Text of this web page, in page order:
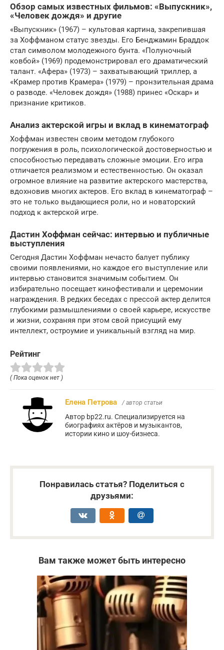
Обзор самых известных фильмов: «Выпускник»,
«Человек дождя» и другие
«Выпускник» (1967) – культовая картина, закрепившая
за Хоффманом статус звезды. Его Бенджамин Браддок
стал символом молодежного бунта. «Полуночный
ковбой» (1969) продемонстрировал его драматический
талант. «Афера» (1973) – захватывающий триллер, а
«Крамер против Крамера» (1979) – пронзительная драма
о разводе. «Человек дождя» (1988) принес «Оскар» и
признание критиков.
Анализ актерской игры и вклад в кинематограф
Хоффман известен своим методом глубокого
погружения в роль, психологической достоверностью и
способностью передавать сложные эмоции. Его игра
отличается реализмом и естественностью. Он оказал
огромное влияние на развитие актерского мастерства,
вдохновив многих актеров. Его вклад в кинематограф –
это не только выдающиеся роли, но и новаторский
подход к актерской игре.
Дастин Хоффман сейчас: интервью и публичные
выступления
Сегодня Дастин Хоффман нечасто балует публику
своими появлениями, но каждое его выступление или
интервью становится значимым событием. Он
избирательно посещает кинофестивали и церемонии
награждения. В редких беседах с прессой актер делится
глубокими размышлениями о своей карьере, искусстве
и жизни, сохраняя при этом свой присущий ему
интеллект, остроумие и уникальный взгляд на мир.
Рейтинг
( Пока оценок нет )
Елена Петрова / автор статьи
Автор bp22.ru. Специализируется на
биографиях актёров и музыкантов,
истории кино и шоу-бизнеса.
Понравилась статья? Поделиться с
друзьями:
Вам также может быть интересно